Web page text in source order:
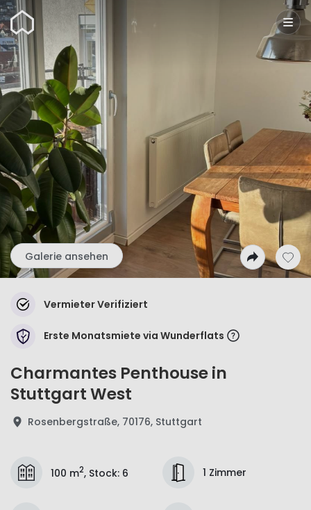
Wunderflats
Galerie ansehen
Vermieter Verifiziert
Erste Monatsmiete via Wunderflats
Charmantes Penthouse in
Stuttgart West
Rosenbergstraße, 70176, Stuttgart
100 m2, Stock: 6 1 Zimmer